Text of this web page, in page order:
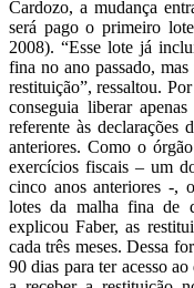
Cardozo, a mudança
será pago o primeiro
2008). “Esse lote já
fina no ano passado,
restituição”, ressaltou.
conseguia liberar
referente às declarações
anteriores. Como o
exercícios fiscais – um
cinco anos anteriores -,
lotes da malha fina de
explicou Faber, as
cada três meses. Dessa
90 dias para ter acesso